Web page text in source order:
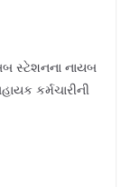
સ્ટેશનના નાયબ
કર્મચારીની